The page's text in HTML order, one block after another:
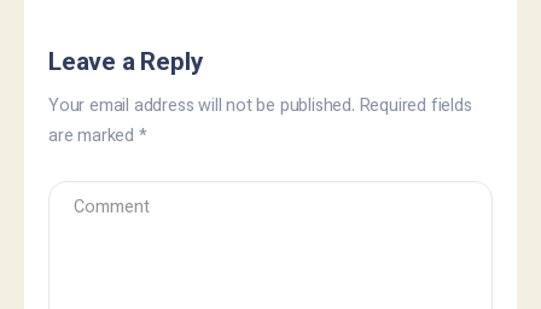
Leave a Reply
Your email address will not be published. Required fields
are marked *